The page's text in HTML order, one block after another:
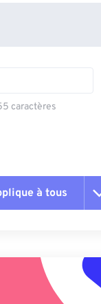
caractères
à tous
du préréglage
préréglage